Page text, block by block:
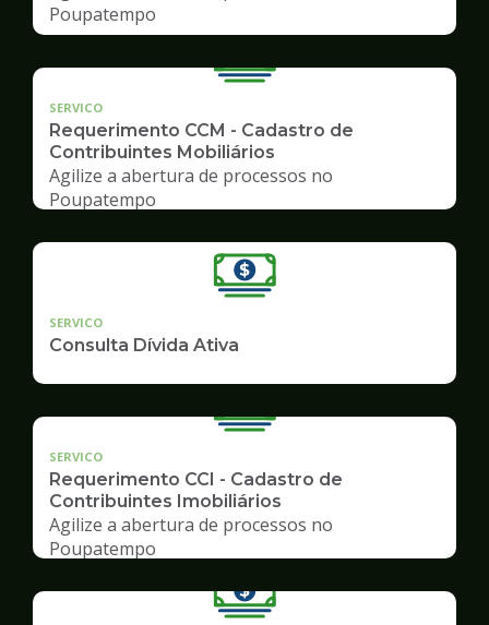
Poupatempo
SERVICO
Requerimento CCM - Cadastro de
Contribuintes Mobiliários
Agilize a abertura de processos no
Poupatempo
SERVICO
Consulta Dívida Ativa
SERVICO
Requerimento CCI - Cadastro de
Contribuintes Imobiliários
Agilize a abertura de processos no
Poupatempo